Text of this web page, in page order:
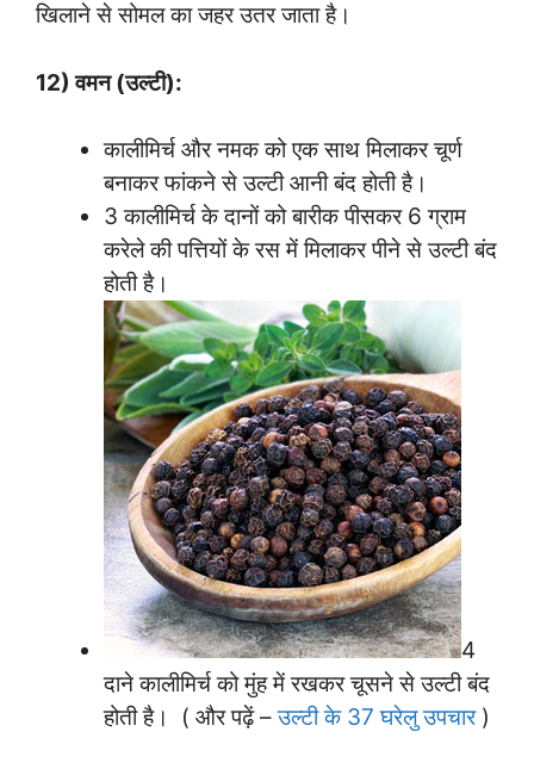
खिलाने से सोमल का जहर उतर जाता है।
12) वमन (उल्टी):
कालीमिर्च और नमक को एक साथ मिलाकर चूर्ण
बनाकर फांकने से उल्टी आनी बंद होती है।
3 कालीमिर्च के दानों को बारीक पीसकर 6 ग्राम
करेले की पत्तियों के रस में मिलाकर पीने से उल्टी बंद
होती है।
4
दाने कालीमिर्च को मुंह में रखकर चूसने से उल्टी बंद
होती है। ( और पढ़ें –उल्टी के 37 घरेलु उपचार)